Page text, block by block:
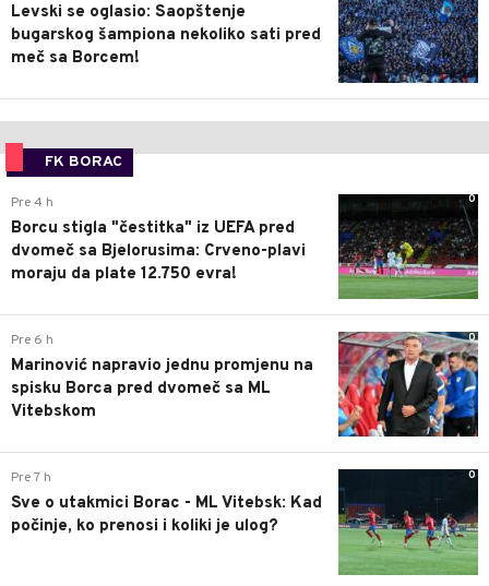
Levski se oglasio: Saopštenje
bugarskog šampiona nekoliko sati pred
meč sa Borcem!
FK BORAC
0
Pre 4 h
Borcu stigla "čestitka" iz UEFA pred
dvomeč sa Bjelorusima: Crveno-plavi
moraju da plate 12.750 evra!
0
Pre 6 h
Marinović napravio jednu promjenu na
spisku Borca pred dvomeč sa ML
Vitebskom
0
Pre 7 h
Sve o utakmici Borac - ML Vitebsk: Kad
počinje, ko prenosi i koliki je ulog?